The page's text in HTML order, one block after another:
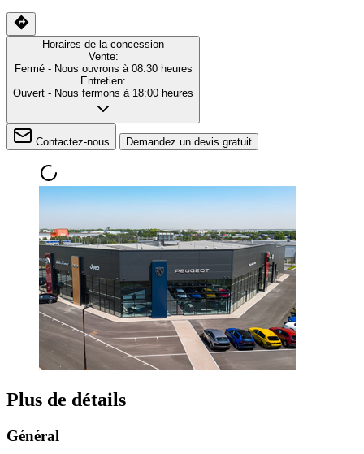
Horaires de la concession
Vente:
Fermé - Nous ouvrons à 08:30 heures
Entretien:
Ouvert - Nous fermons à 18:00 heures
Contactez-nous Demandez un devis gratuit
Plus de détails
Général